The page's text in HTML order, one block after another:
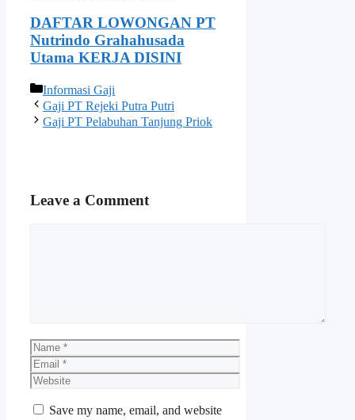
DAFTAR LOWONGAN PT
Nutrindo Grahahusada
Utama KERJA DISINI
Categories
Informasi Gaji
Gaji PT Rejeki Putra Putri
Gaji PT Pelabuhan Tanjung Priok
Leave a Comment
Name
Email
Website
Save my name, email, and website